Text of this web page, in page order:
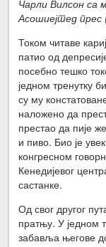
Чарли Вилсон са
Асошиејтед прес
Током читаве
патио од
посебно тешко
једном тренутку
су му
наложено да
престао да пије
и пиво. Био је
конгресном
Кенедијевог
састанке.
Од свог другог
пратњу. У једном
забавља његове